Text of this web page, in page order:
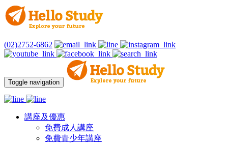
(02)2752-6862
Toggle navigation
講座及優惠
免費成人講座
免費青少年講座